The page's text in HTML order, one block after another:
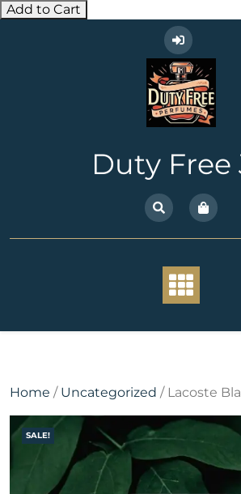
Add to Cart
Duty Free
Home / Uncategorized / Lacoste
SALE!